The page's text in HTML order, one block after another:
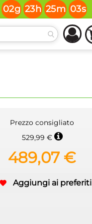
02g 23h 25m 02s
Prezzo consigliato
529,99 €
489,07 €
Aggiungi ai preferiti